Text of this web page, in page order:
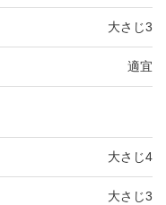
大さじ3
適宜
大さじ4
大さじ3